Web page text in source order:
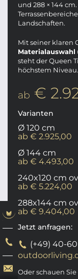
und 288 × 144
Landschaften.
Mit seiner klaren
Materialauswahl
steht der Queen
höchstem Niveau.
ab €
Varianten
Ø 120 cm
ab € 2.925,00
Ø 144 cm
ab € 4.493,00
240x120 cm
ab € 5.224,00
288x144 cm
ab € 9.404,00
Jetzt anfragen:
(+49) 40-60
Oder schauen